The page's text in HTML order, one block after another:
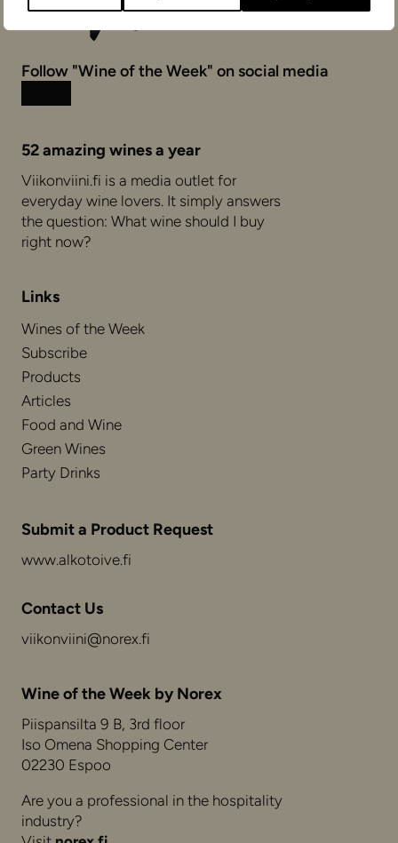
Follow "Wine of the Week" on social media
52 amazing wines a year
Viikonviini.fi is a media outlet for
everyday wine lovers. It simply answers
the question: What wine should I buy
right now?
Links
Wines of the Week
Subscribe
Products
Articles
Food and Wine
Green Wines
Party Drinks
Submit a Product Request
www.alkotoive.fi
Contact Us
viikonviini@norex.fi
Wine of the Week by Norex
Piispansilta 9 B, 3rd floor
Iso Omena Shopping Center
02230 Espoo
Are you a professional in the hospitality
industry?